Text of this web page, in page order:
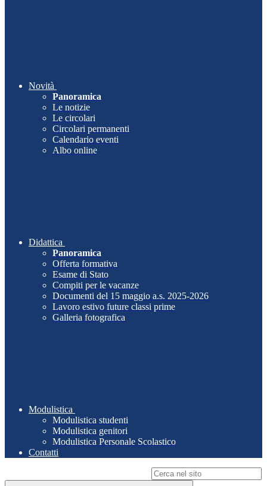
Novità
Panoramica
Le notizie
Le circolari
Circolari permanenti
Calendario eventi
Albo online
Didattica
Panoramica
Offerta formativa
Esame di Stato
Compiti per le vacanze
Documenti del 15 maggio a.s. 2025-2026
Lavoro estivo future classi prime
Galleria fotografica
Modulistica
Modulistica studenti
Modulistica genitori
Modulistica Personale Scolastico
Contatti